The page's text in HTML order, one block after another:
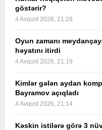
göstərir?
4 Avqust 2026, 21:28
Oyun zamanı
həyatını itirdi
4 Avqust 2026, 21:19
Kimlər gələn aydan
Bayramov açıqladı
4 Avqust 2026, 21:14
Kəskin istilərə görə 3